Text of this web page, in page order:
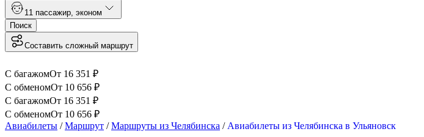
1 1 пассажир эконом
Поиск
Составить сложный маршрут
С багажомОт 16 351 ₽
С обменомОт 10 656 ₽
С багажомОт 16 351 ₽
С обменомОт 10 656 ₽
Авиабилеты /Маршрут /Маршруты из Челябинска / Авиабилеты из Челябинска в Ульяновск